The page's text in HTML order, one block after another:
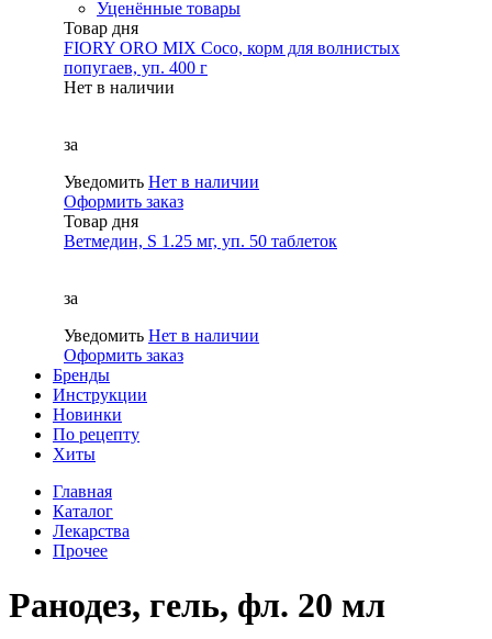
Уценённые товары
Товар дня
FIORY ORO MIX Coco, корм для волнистых
попугаев, уп. 400 г
Нет в наличии
за
Уведомить Нет в наличии
Оформить заказ
Товар дня
Ветмедин, S 1.25 мг, уп. 50 таблеток
за
Уведомить Нет в наличии
Оформить заказ
Бренды
Инструкции
Новинки
По рецепту
Хиты
Главная
Каталог
Лекарства
Прочее
Ранодез, гель, фл. 20 мл